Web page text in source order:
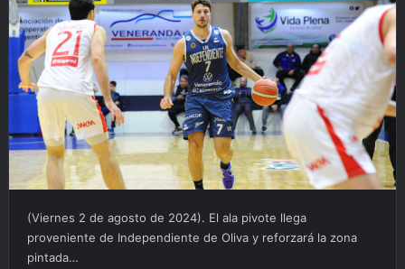
(Viernes 2 de agosto de 2024). El ala pivote llega
proveniente de Independiente de Oliva y reforzará la zona
pintada…